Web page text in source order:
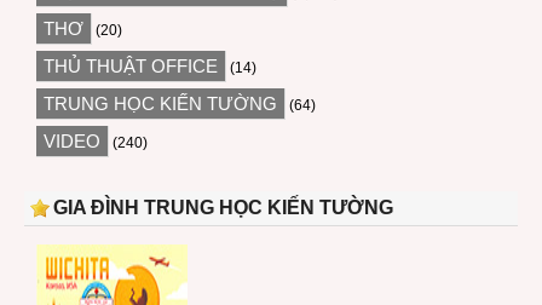
THƠ (20)
THỦ THUẬT OFFICE (14)
TRUNG HỌC KIẾN TƯỜNG (64)
VIDEO (240)
GIA ĐÌNH TRUNG HỌC KIẾN TƯỜNG